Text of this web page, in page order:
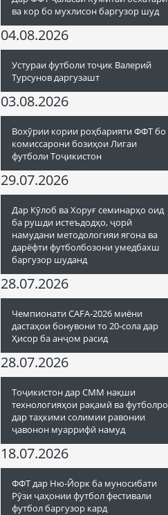
ва кор бо мухлисон баргузор шуд
04.08.2026
Устураи футболи тоҷик Валерий
Турсунов даргузашт
03.08.2026
Вохӯрии кории роҳбарияти ФФТ бо
комиссарони бозиҳои Лигаи
футболи Тоҷикистон
29.07.2026
Дар Кӯлоб ва Хоруғ семинарҳо оид
ба рушди истеъдодҳо, ҷорӣ
намудани методологияи ягона ва
дарёфти футболбозони умедбахш
баргузор шуданд
28.07.2026
Чемпионати CAFA-2026 миёни
дастаҳои бонувони то 20-сола дар
Ҳисор ба анҷом расид
28.07.2026
Тоҷикистон дар СММ нақши
технологияҳои рақамӣ ва футболро
дар таҳкими солимии равонии
ҷавонон муаррифӣ намуд
18.07.2026
ФФТ дар Ню-Йорк ба муносибати
Рӯзи ҷаҳонии футбол фестивали
футбол баргузор кард